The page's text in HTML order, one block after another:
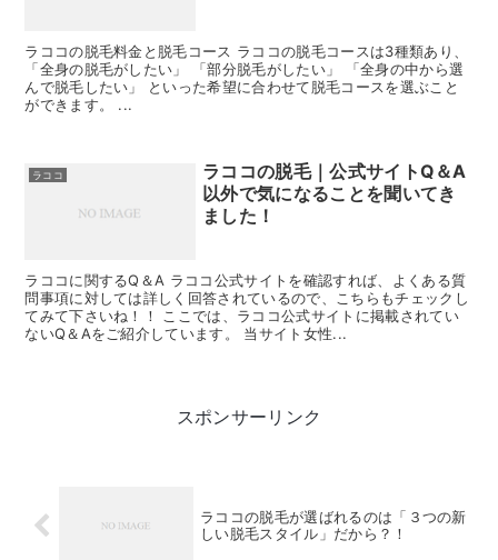
ラココの脱毛料金と脱毛コース ラココの脱毛コースは3種類あり、
「全身の脱毛がしたい」 「部分脱毛がしたい」 「全身の中から選
んで脱毛したい」 といった希望に合わせて脱毛コースを選ぶこと
ができます。 ...
ラココ
ラココの脱毛｜公式サイトQ＆A
以外で気になることを聞いてき
ました！
ラココに関するQ＆A ラココ公式サイトを確認すれば、よくある質
問事項に対しては詳しく回答されているので、こちらもチェックし
てみて下さいね！！ ここでは、ラココ公式サイトに掲載されてい
ないQ＆Aをご紹介しています。 当サイト女性...
スポンサーリンク
ラココの脱毛が選ばれるのは「３つの新
しい脱毛スタイル」だから？！